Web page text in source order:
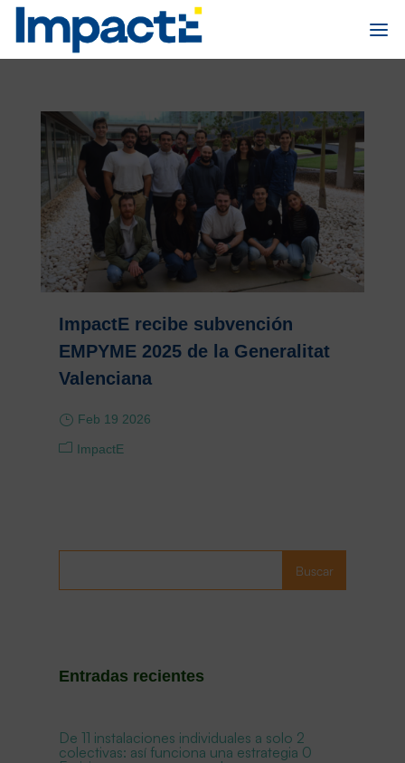
ImpactE recibe subvención
EMPYME 2025 de la Generalitat
Valenciana
Feb 19 2026
ImpactE
Buscar
Entradas recientes
De 11 instalaciones individuales a solo 2
colectivas: así funciona una estrategia 0